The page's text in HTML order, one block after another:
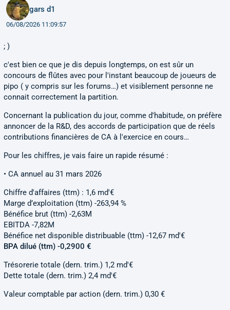
gars d1
06/08/2026 11:09:57
; )
c'est bien ce que je dis depuis longtemps, on est sûr un
concours de flûtes avec pour l'instant beaucoup de joueurs de
pipo ( y compris sur les forums…) et visiblement personne ne
connait correctement la partition.
Concernant la publication du jour, comme d'habitude, on préfère
annoncer de la R&D, des accords de participation que de réels
contributions financières de CA à l'exercice en cours…
Pour les chiffres, je vais faire un rapide résumé :
• CA annuel au 31 mars 2026
Chiffre d'affaires (ttm) : 1,6 md'€
Marge d’exploitation (ttm) -263,94 %
Bénéfice brut (ttm) -2,63M
EBITDA -7,82M
Bénéfice net disponible distribuable (ttm) -12,67 md'€
BPA dilué (ttm) -0,2900 €
Trésorerie totale (dern. trim.) 1,2 md'€
Dette totale (dern. trim.) 2,4 md'€
Valeur comptable par action (dern. trim.) 0,30 €